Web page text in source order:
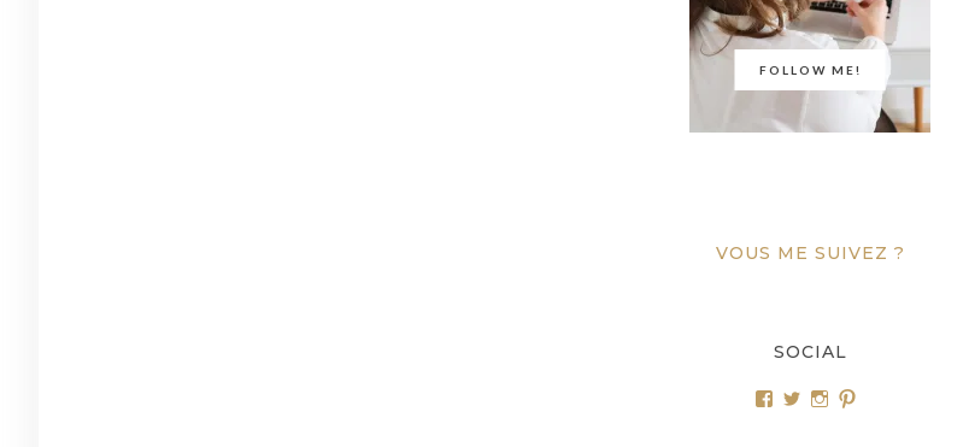
FOLLOW ME!
VOUS ME SUIVEZ ?
SOCIAL
Voir Voir Voir